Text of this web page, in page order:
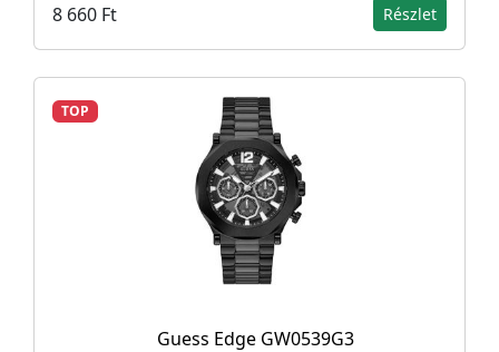
8 660 Ft Részlet
TOP
Guess Edge GW0539G3